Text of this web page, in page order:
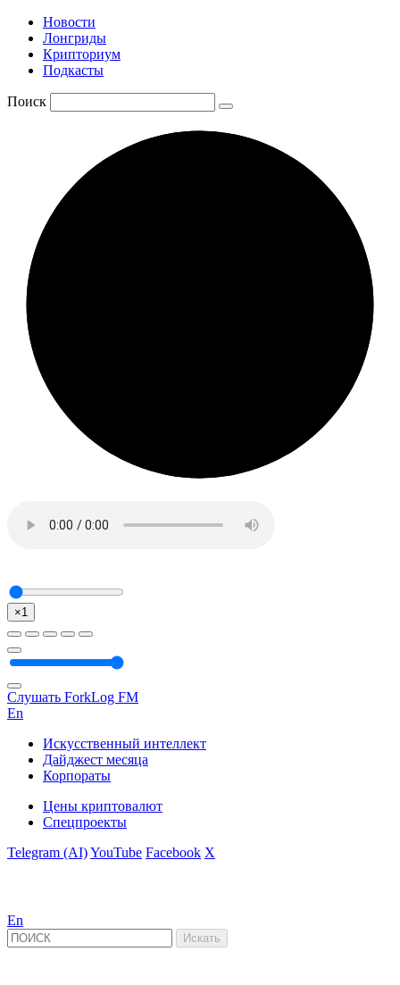
Новости
Лонгриды
Крипториум
Подкасты
Поиск
×1
Слушать ForkLog FM
En
Искусственный интеллект
Дайджест месяца
Корпораты
Цены криптовалют
Спецпроекты
Telegram (AI)YouTube Facebook X
En